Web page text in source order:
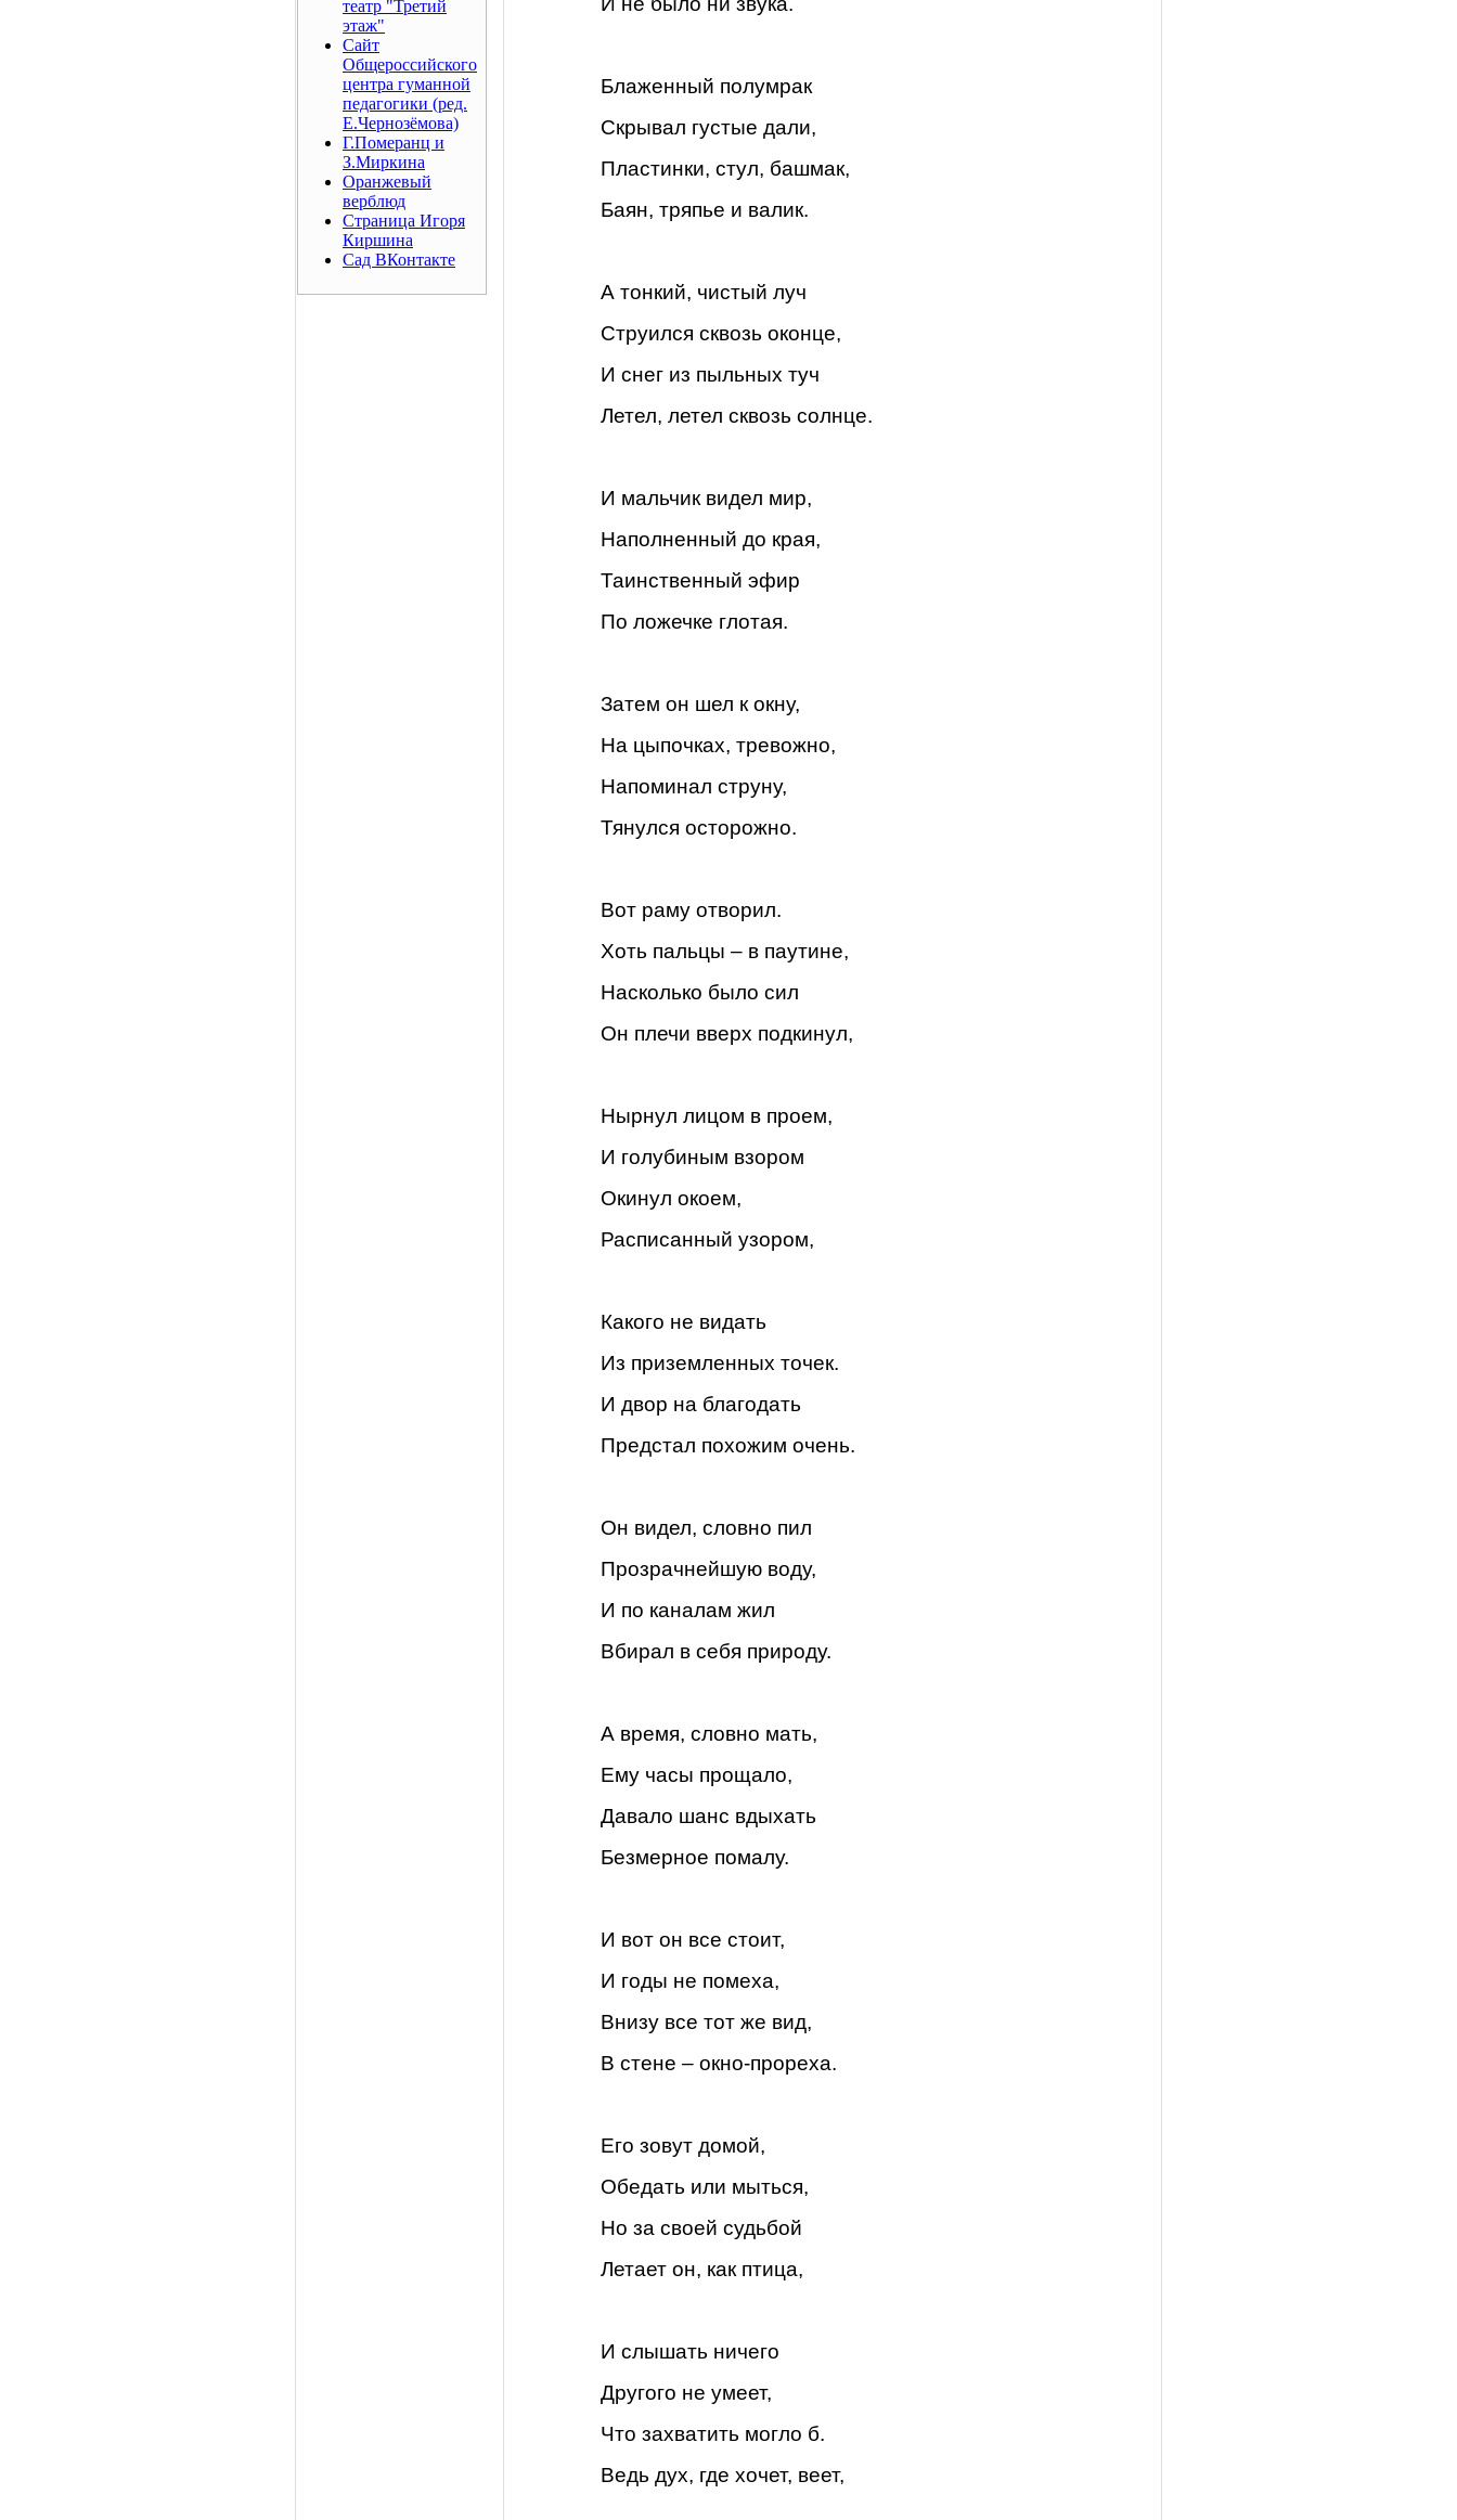
театр "Третий
этаж"
Сайт
Общероссийского
центра гуманной
педагогики (ред.
Е.Чернозёмова)
Г.Померанц и
З.Миркина
Оранжевый
верблюд
Страница Игоря
Киршина
Сад ВКонтакте
Блаженный полумрак
Скрывал густые дали,
Пластинки, стул, башмак,
Баян, тряпье и валик.
А тонкий, чистый луч
Струился сквозь оконце,
И снег из пыльных туч
Летел, летел сквозь солнце.
И мальчик видел мир,
Наполненный до края,
Таинственный эфир
По ложечке глотая.
Затем он шел к окну,
На цыпочках, тревожно,
Напоминал струну,
Тянулся осторожно.
Вот раму отворил.
Хоть пальцы – в паутине,
Насколько было сил
Он плечи вверх подкинул,
Нырнул лицом в проем,
И голубиным взором
Окинул окоем,
Расписанный узором,
Какого не видать
Из приземленных точек.
И двор на благодать
Предстал похожим очень.
Он видел, словно пил
Прозрачнейшую воду,
И по каналам жил
Вбирал в себя природу.
А время, словно мать,
Ему часы прощало,
Давало шанс вдыхать
Безмерное помалу.
И вот он все стоит,
И годы не помеха,
Внизу все тот же вид,
В стене – окно-прореха.
Его зовут домой,
Обедать или мыться,
Но за своей судьбой
Летает он, как птица,
И слышать ничего
Другого не умеет,
Что захватить могло б.
Ведь дух, где хочет, веет,